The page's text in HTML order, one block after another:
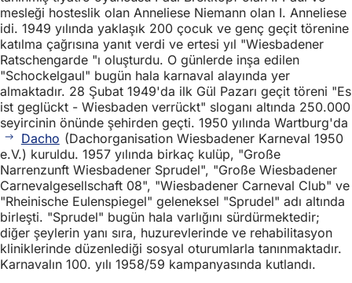
mesleği hosteslik olan Anneliese Niemann olan I. Anneliese
idi. 1949 yılında yaklaşık 200 çocuk ve genç geçit törenine
katılma çağrısına yanıt verdi ve ertesi yıl "Wiesbadener
Ratschengarde "ı oluşturdu. O günlerde inşa edilen
"Schockelgaul" bugün hala karnaval alayında yer
almaktadır. 28 Şubat 1949'da ilk Gül Pazarı geçit töreni "Es
ist geglückt - Wiesbaden verrückt" sloganı altında 250.000
seyircinin önünde şehirden geçti. 1950 yılında Wartburg'da
Dacho (Dachorganisation Wiesbadener Karneval 1950
e.V.) kuruldu. 1957 yılında birkaç kulüp, "Große
Narrenzunft Wiesbadener Sprudel", "Große Wiesbadener
Carnevalgesellschaft 08", "Wiesbadener Carneval Club" ve
"Rheinische Eulenspiegel" geleneksel "Sprudel" adı altında
birleşti. "Sprudel" bugün hala varlığını sürdürmektedir;
diğer şeylerin yanı sıra, huzurevlerinde ve rehabilitasyon
kliniklerinde düzenlediği sosyal oturumlarla tanınmaktadır.
Karnavalın 100. yılı 1958/59 kampanyasında kutlandı.